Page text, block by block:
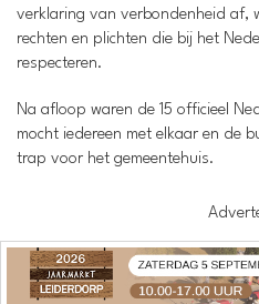
verklaring van verbondenheid af,
rechten en plichten die bij het
respecteren.
Na afloop waren de 15 officieel
mocht iedereen met elkaar en de
trap voor het gemeentehuis.